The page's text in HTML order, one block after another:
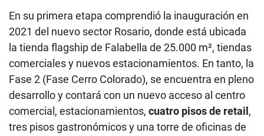
En su primera etapa comprendió la inauguración en
2021 del nuevo sector Rosario, donde está ubicada
la tienda flagship de Falabella de 25.000 m², tiendas
comerciales y nuevos estacionamientos. En tanto, la
Fase 2 (Fase Cerro Colorado), se encuentra en pleno
desarrollo y contará con un nuevo acceso al centro
comercial, estacionamientos, cuatro pisos de retail ,
tres pisos gastronómicos y una torre de oficinas de